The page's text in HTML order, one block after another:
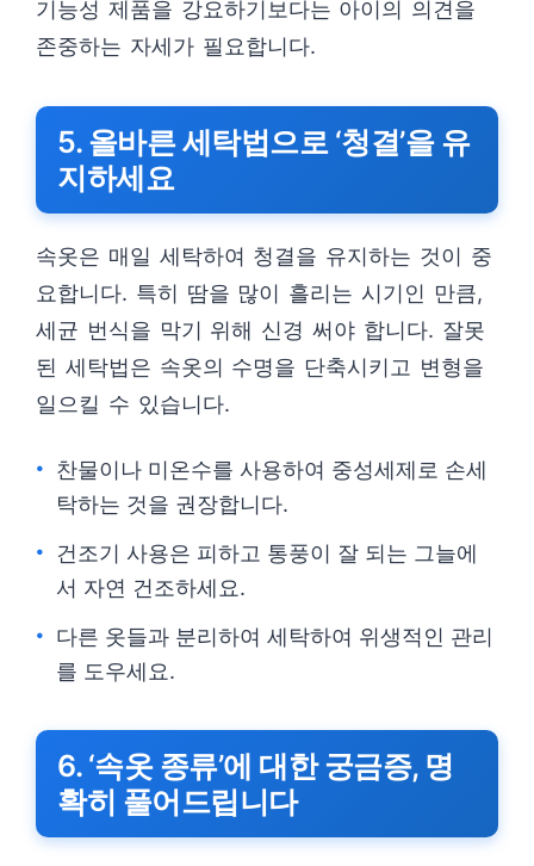
기능성 제품을 강요하기보다는 아이의 의견을
존중하는 자세가 필요합니다.
5. 올바른 세탁법으로 ‘청결’을 유
지하세요
속옷은 매일 세탁하여 청결을 유지하는 것이 중
요합니다. 특히 땀을 많이 흘리는 시기인 만큼,
세균 번식을 막기 위해 신경 써야 합니다. 잘못
된 세탁법은 속옷의 수명을 단축시키고 변형을
일으킬 수 있습니다.
찬물이나 미온수를 사용하여 중성세제로 손세
탁하는 것을 권장합니다.
건조기 사용은 피하고 통풍이 잘 되는 그늘에
서 자연 건조하세요.
다른 옷들과 분리하여 세탁하여 위생적인 관리
를 도우세요.
6. ‘속옷 종류’에 대한 궁금증, 명
확히 풀어드립니다